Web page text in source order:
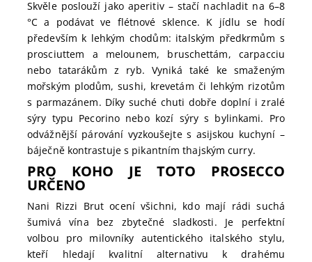
Skvěle poslouží jako aperitiv – stačí nachladit na 6–8
°C a podávat ve flétnové sklence. K jídlu se hodí
především k lehkým chodům: italským předkrmům s
prosciuttem a melounem, bruschettám, carpacciu
nebo tatarákům z ryb. Vyniká také ke smaženým
mořským plodům, sushi, krevetám či lehkým rizotům
s parmazánem. Díky suché chuti dobře doplní i zralé
sýry typu Pecorino nebo kozí sýry s bylinkami. Pro
odvážnější párování vyzkoušejte s asijskou kuchyní –
báječně kontrastuje s pikantním thajským curry.
PRO KOHO JE TOTO PROSECCO
URČENO
Nani Rizzi Brut ocení všichni, kdo mají rádi suchá
šumivá vína bez zbytečné sladkosti. Je perfektní
volbou pro milovníky autentického italského stylu,
kteří hledají kvalitní alternativu k drahému